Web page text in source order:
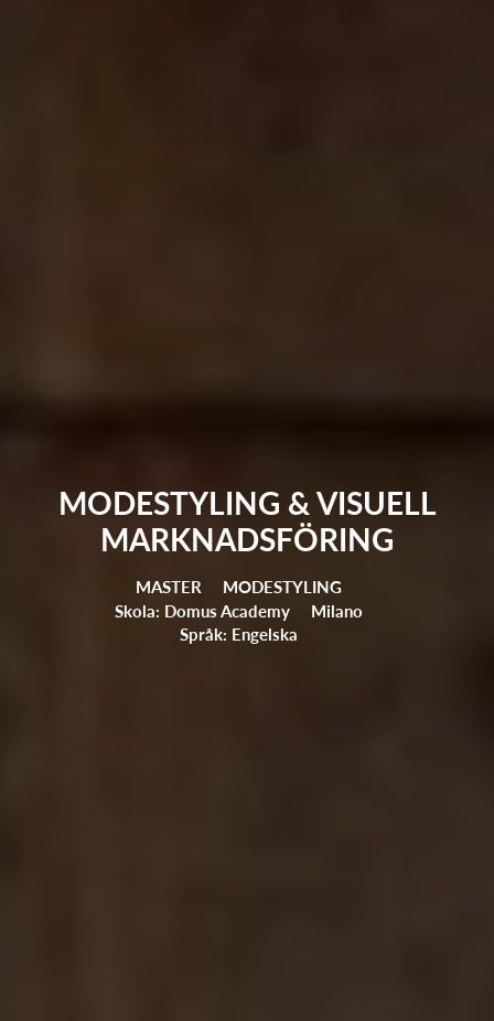
MODESTYLING & VISUELL
MARKNADSFÖRING
MASTER
MODESTYLING
Skola: Domus Academy
Milano
Språk: Engelska